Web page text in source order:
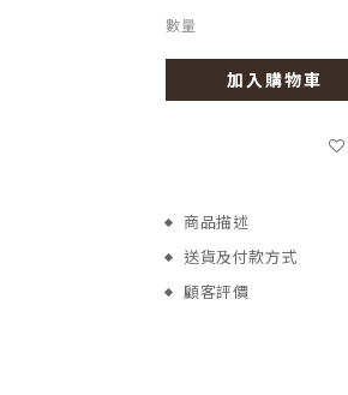
數量
加入購物車
商品描述
送貨及付款方式
顧客評價